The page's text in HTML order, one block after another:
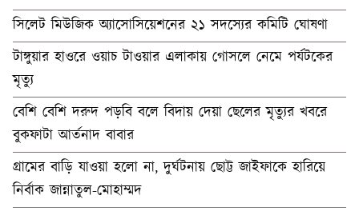
সিলেট মিউজিক অ্যাসোসিয়েশনের ২১ সদস্যের কমিটি ঘোষণা
টাঙ্গুয়ার হাওরে ওয়াচ টাওয়ার এলাকায় গোসলে নেমে পর্যটকের
মৃত্যু
বেশি বেশি দরুদ পড়বি বলে বিদায় দেয়া ছেলের মৃত্যুর খবরে
বুকফাটা আর্তনাদ বাবার
গ্রামের বাড়ি যাওয়া হলো না, দুর্ঘটনায় ছোট্ট জাইফাকে হারিয়ে
নির্বাক জান্নাতুল-মোহাম্মদ